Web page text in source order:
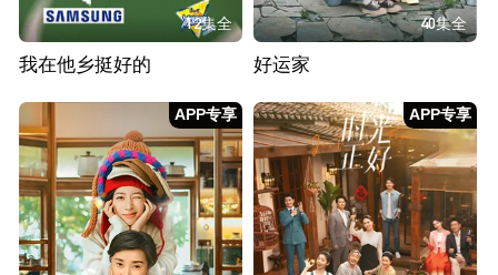
12集全
我在他乡挺好的
40集全
好运家
APP专享 APP专享